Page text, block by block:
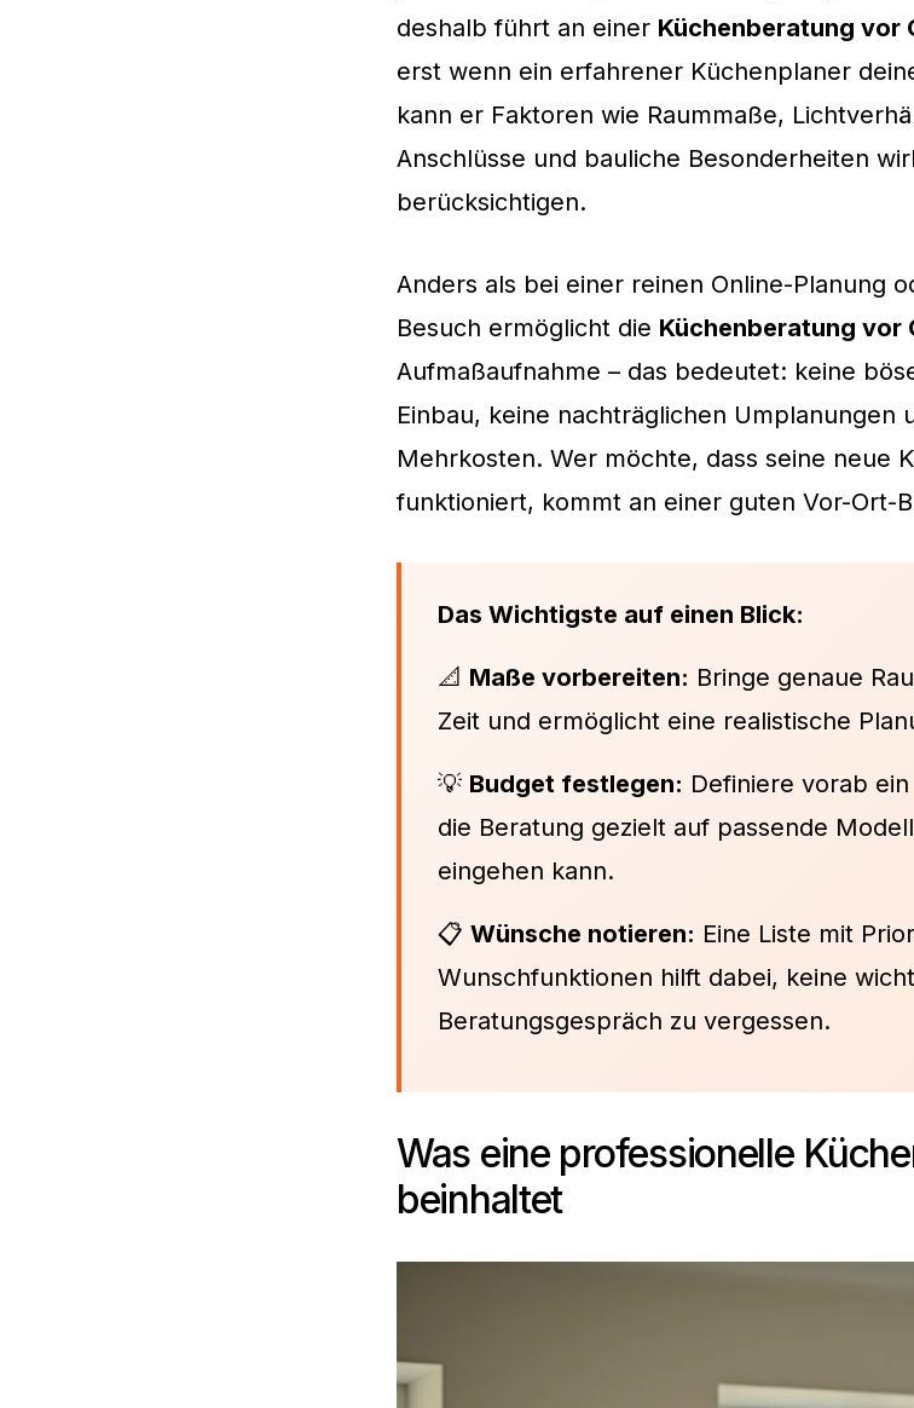
deshalb führt an einer Küchenberatung vor
erst wenn ein erfahrener Küchenplaner
kann er Faktoren wie Raummaße,
Anschlüsse und bauliche Besonderheiten
berücksichtigen.
Anders als bei einer reinen Online-Planung
Besuch ermöglicht die Küchenberatung vor
Aufmaßaufnahme – das bedeutet: keine
Einbau, keine nachträglichen Umplanungen
Mehrkosten. Wer möchte, dass seine neue
funktioniert, kommt an einer guten Vor-Ort-
Das Wichtigste auf einen Blick:
📐 Maße vorbereiten: Bringe genaue
Zeit und ermöglicht eine realistische
💡 Budget festlegen: Definiere vorab
die Beratung gezielt auf passende
eingehen kann.
📋 Wünsche notieren: Eine Liste mit
Wunschfunktionen hilft dabei, keine
Beratungsgespräch zu vergessen.
Was eine professionelle
beinhaltet